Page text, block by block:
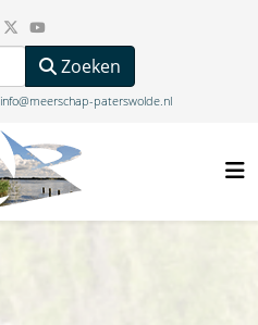
Zoeken
info@meerschap-paterswolde.nl